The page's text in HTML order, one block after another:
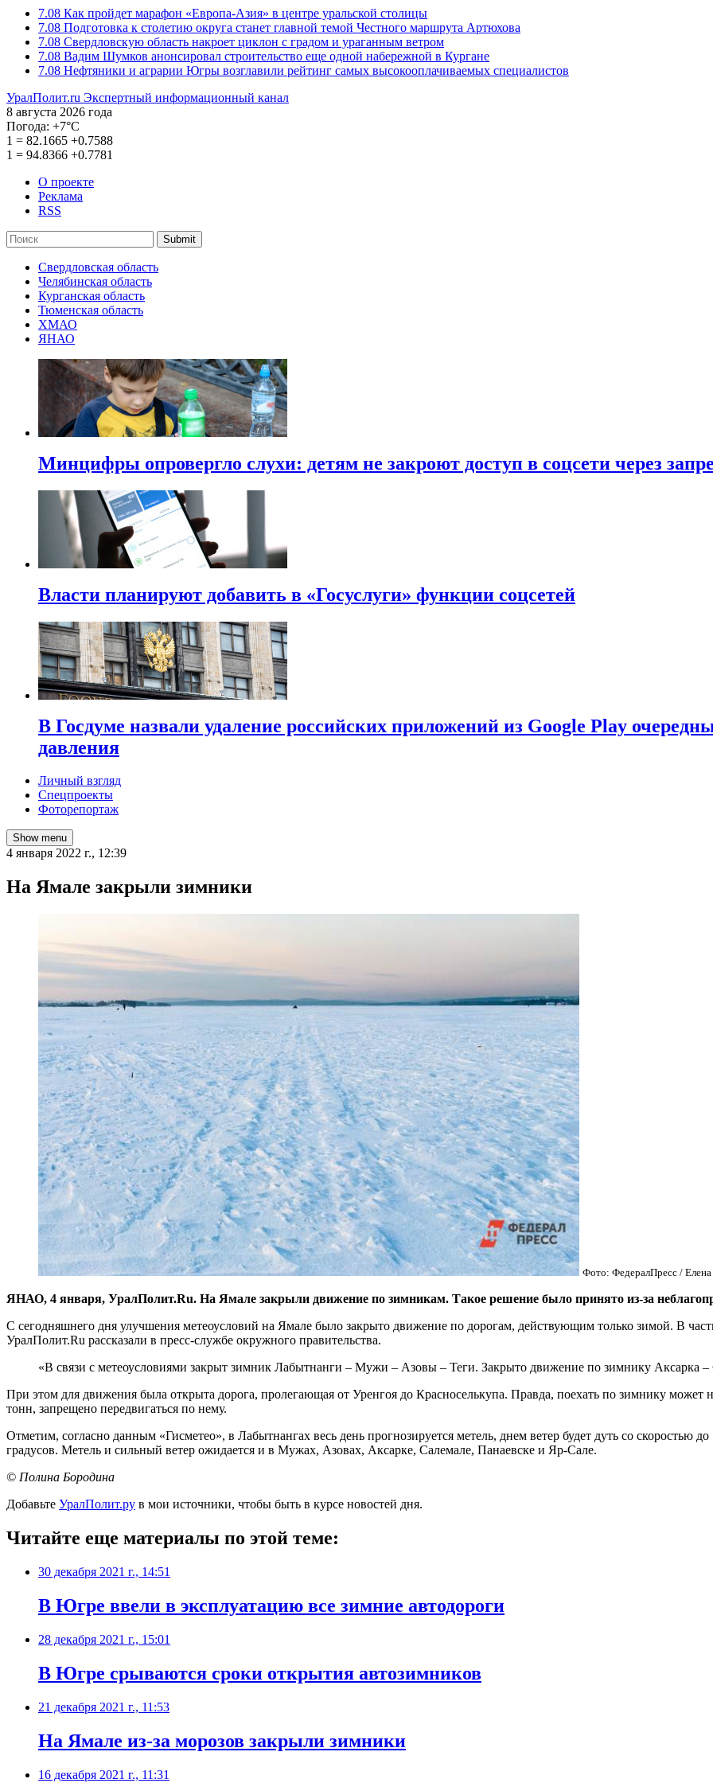
7.08 Как пройдет марафон «Европа-Азия» в центре уральской столицы
7.08 Подготовка к столетию округа станет главной темой Честного маршрута Артюхова
7.08 Свердловскую область накроет циклон с градом и ураганным ветром
7.08 Вадим Шумков анонсировал строительство еще одной набережной в Кургане
7.08 Нефтяники и аграрии Югры возглавили рейтинг самых высокооплачиваемых специалистов
УралПолит.ru Экспертный информационный канал
8 августа 2026 года
Погода: +7°С
1 = 82.1665 +0.7588
1 = 94.8366 +0.7781
О проекте
Реклама
RSS
Submit
Свердловская область
Челябинская область
Курганская область
Тюменская область
ХМАО
ЯНАО
Минцифры опровергло слухи: детям не закроют доступ в соцсети через
Власти планируют добавить в «Госуслуги» функции соцсетей
В Госдуме назвали удаление российских приложений из Google Play
давления
Личный взгляд
Спецпроекты
Фоторепортаж
Show menu
4 января 2022 г., 12:39
​На Ямале закрыли зимники
Фото: ФедералПресс / Елена
ЯНАО, 4 января, УралПолит.Ru. На Ямале закрыли движение по зимникам. Такое решение было принято из-за
С сегодняшнего дня улучшения метеоусловий на Ямале было закрыто движение по дорогам, действующим только зимой. В
УралПолит.Ru рассказали в пресс-службе окружного правительства.
«В связи с метеоусловиями закрыт зимник Лабытнанги – Мужи – Азовы – Теги. Закрыто движение по зимнику Аксарка
При этом для движения была открыта дорога, пролегающая от Уренгоя до Красноселькупа. Правда, поехать по зимнику
тонн, запрещено передвигаться по нему.
Отметим, согласно данным «Гисметео», в Лабытнангах весь день прогнозируется метель, днем ветер будет дуть со скоростью
градусов. Метель и сильный ветер ожидается и в Мужах, Азовах, Аксарке, Салемале, Панаевске и Яр-Сале.
© Полина Бородина
Добавьте УралПолит.ру в мои источники, чтобы быть в курсе новостей дня.
Читайте еще материалы по этой теме:
30 декабря 2021 г., 14:51
В Югре ввели в эксплуатацию все зимние автодороги
28 декабря 2021 г., 15:01
В Югре срываются сроки открытия автозимников
21 декабря 2021 г., 11:53
На Ямале из-за морозов закрыли зимники
16 декабря 2021 г., 11:31